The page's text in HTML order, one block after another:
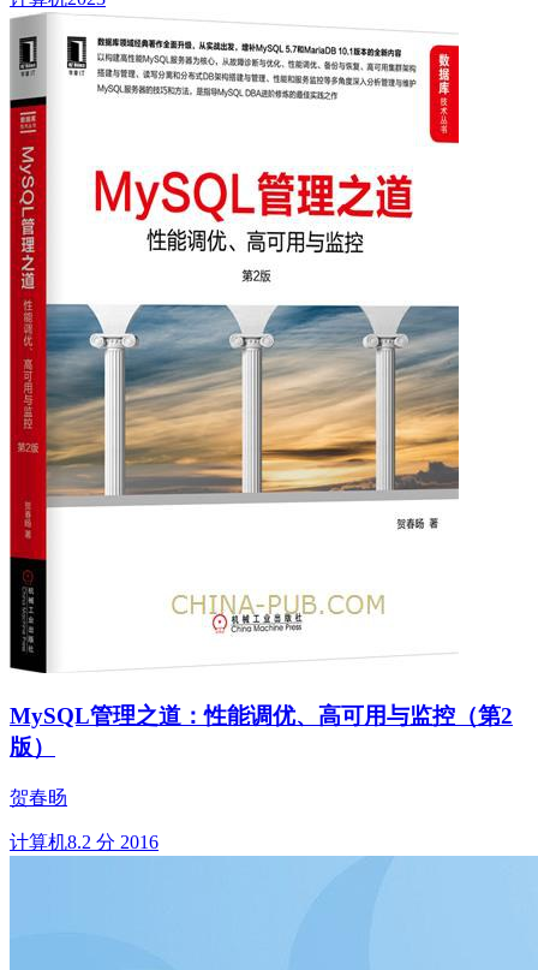
MySQL管理之道：性能调优、高可用与监控（第2
版）
贺春旸
计算机8.2 分 2016